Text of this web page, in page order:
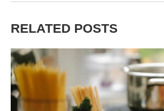
RELATED POSTS